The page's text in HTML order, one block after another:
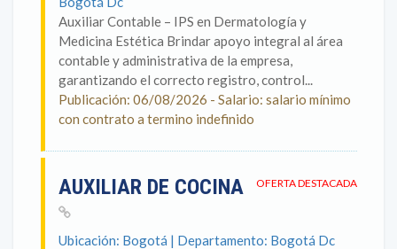
Auxiliar Contable – IPS en Dermatología y
Medicina Estética Brindar apoyo integral al área
contable y administrativa de la empresa,
garantizando el correcto registro, control...
Publicación: 06/08/2026 - Salario: salario mínimo
con contrato a termino indefinido
OFERTA DESTACADA
AUXILIAR DE COCINA
Ubicación: Bogotá | Departamento: Bogotá Dc